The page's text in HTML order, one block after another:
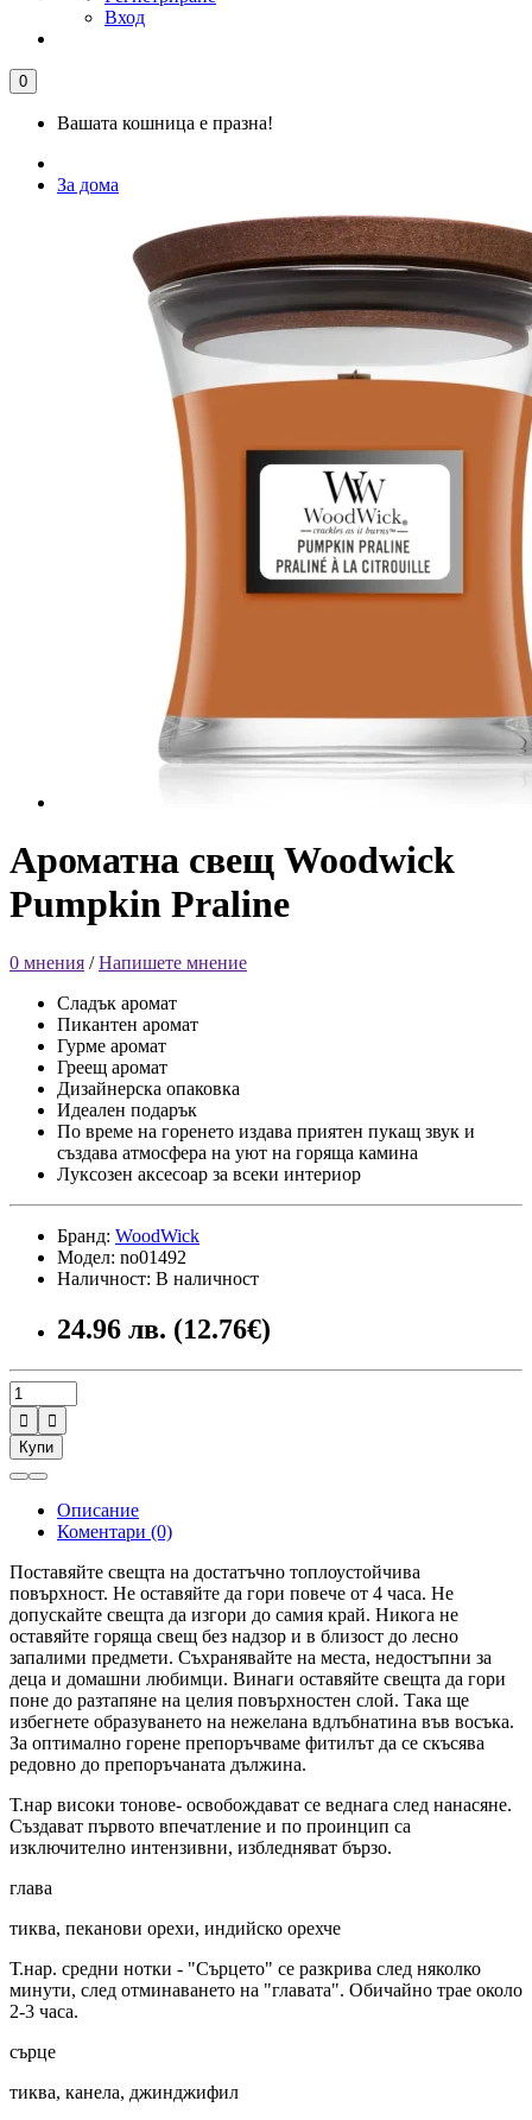
Вход
0
Вашата кошница е празна!
За дома
Ароматна свещ Woodwick
Pumpkin Praline
0 мнения /Напишете мнение
Сладък аромат
Пикантен аромат
Гурме аромат
Греещ аромат
Дизайнерска опаковка
Идеален подарък
По време на горенето издава приятен пукащ звук и
създава атмосфера на уют на горяща камина
Луксозен аксесоар за всеки интериор
Бранд: WoodWick
Модел: no01492
Наличност: В наличност
24.96 лв. (12.76€)


Купи
Описание
Коментари (0)
Поставяйте свещта на достатъчно топлоустойчива
повърхност. Не оставяйте да гори повече от 4 часа. Не
допускайте свещта да изгори до самия край. Никога не
оставяйте горяща свещ без надзор и в близост до лесно
запалими предмети. Съхранявайте на места, недостъпни за
деца и домашни любимци. Винаги оставяйте свещта да гори
поне до разтапяне на целия повърхностен слой. Така ще
избегнете образуването на нежелана вдлъбнатина във восъка.
За оптимално горене препоръчваме фитилът да се скъсява
редовно до препоръчаната дължина.
Т.нар високи тонове- освобождават се веднага след нанасяне.
Създават първото впечатление и по проинцип са
изключително интензивни, избледняват бързо.
глава
тиква, пеканови орехи, индийско орехче
Т.нар. средни нотки - "Сърцето" се разкрива след няколко
минути, след отминаването на "главата". Обичайно трае около
2-3 часа.
сърце
тиква, канела, джинджифил